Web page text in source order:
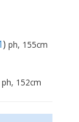
) ph, 155cm
ph, 152cm